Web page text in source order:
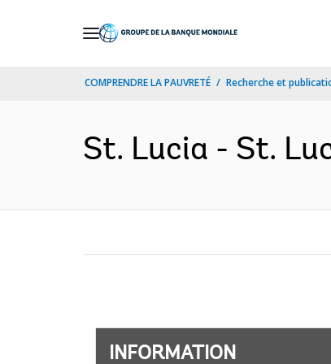
COMPRENDRE LA PAUVRETÉ Recherche et
St. Lucia - St.
INFORMATION